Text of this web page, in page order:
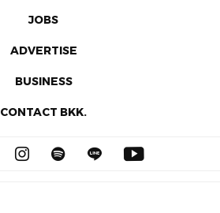
JOBS
ADVERTISE
BUSINESS
CONTACT BKK.